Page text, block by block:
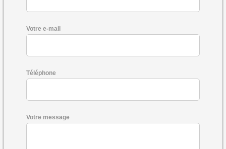
Votre e-mail
Téléphone
Votre message